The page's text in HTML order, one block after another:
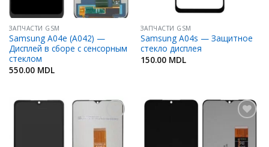
ЗАПЧАСТИ GSM
Samsung A04e (A042) —
Дисплей в сборе с сенсорным
стеклом
550.00 MDL
ЗАПЧАСТИ GSM
Samsung A04s — Защитное
стекло дисплея
150.00 MDL
Добавить
Избранное
Добавить
в
Избранное